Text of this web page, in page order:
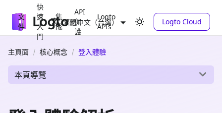
文
件
快
速
入
門
集
成
API
保
護
Logto
APIs
繁體中文（台灣） Logto Cloud
主頁面 核心概念 登入體驗
本頁導覽